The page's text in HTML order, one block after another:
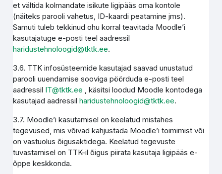
et vältida kolmandate isikute ligipääs oma kontole
(näiteks parooli vahetus, ID-kaardi peatamine jms).
Samuti tuleb tekkinud ohu korral teavitada Moodle’i
kasutajatuge e-posti teel aadressil
haridustehnoloogid@tktk.ee.
3.6. TTK infosüsteemide kasutajad saavad unustatud
parooli uuendamise sooviga pöörduda e-posti teel
aadressil IT@tktk.ee , käsitsi loodud Moodle kontodega
kasutajad aadressilharidustehnoloogid@tktk.ee.
3.7. Moodle’i kasutamisel on keelatud mistahes
tegevused, mis võivad kahjustada Moodle’i toimimist või
on vastuolus õigusaktidega. Keelatud tegevuste
tuvastamisel on TTK-il õigus piirata kasutaja ligipääs e-
õppe keskkonda.